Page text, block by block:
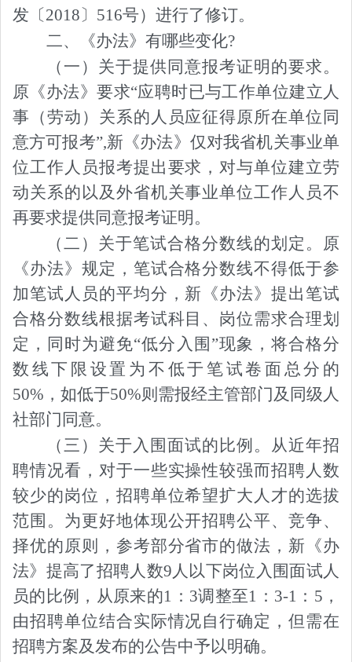
发〔2018〕516号）进行了修订。
二、《办法》有哪些变化?
（一）关于提供同意报考证明的要求。
原《办法》要求“应聘时已与工作单位建立人
事（劳动）关系的人员应征得原所在单位同
意方可报考”,新《办法》仅对我省机关事业单
位工作人员报考提出要求，对与单位建立劳
动关系的以及外省机关事业单位工作人员不
再要求提供同意报考证明。
（二）关于笔试合格分数线的划定。 原
《办法》规定，笔试合格分数线不得低于参
加笔试人员的平均分，新《办法》提出笔试
合格分数线根据考试科目、岗位需求合理划
定，同时为避免“低分入围 ”现象，将合格分
数线下限设置为不低于笔试卷面总分的
50%，如低于50%则需报经主管部门及同级人
社部门同意。
（三）关于入围面试的比例。 从近年招
聘情况看，对于一些实操性较强而招聘人数
较少的岗位，招聘单位希望扩大人才的选拔
范围。为更好地体现公开招聘公平、竞争、
择优的原则，参考部分省市的做法，新《办
法》提高了招聘人数9人以下岗位入围面试人
员的比例，从原来的1：3调整至1：3-1：5，
由招聘单位结合实际情况自行确定，但需在
招聘方案及发布的公告中予以明确。